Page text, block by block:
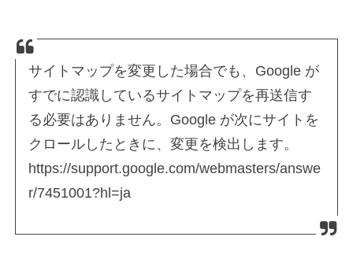
サイトマップを変更した場合でも、Google が
すでに認識しているサイトマップを再送信す
る必要はありません。Google が次にサイトを
クロールしたときに、変更を検出します。
https://support.google.com/webmasters/answe
r/7451001?hl=ja